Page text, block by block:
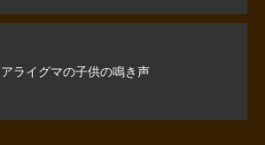
アライグマの子供の鳴き声